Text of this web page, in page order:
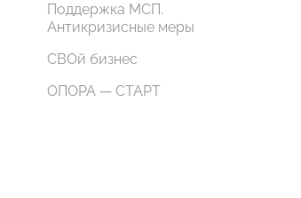
Поддержка МСП.
Антикризисные меры
СВОй бизнес
ОПОРА — СТАРТ